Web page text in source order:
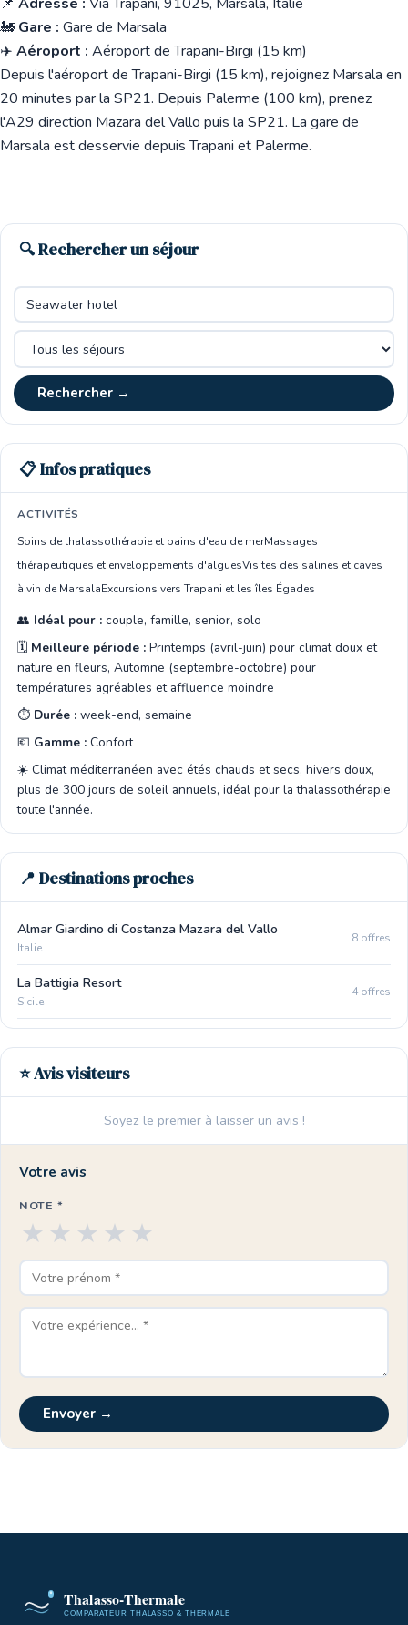
🚂 Gare : Gare de Marsala
✈️ Aéroport : Aéroport de Trapani-Birgi (15 km)
Depuis l'aéroport de Trapani-Birgi (15 km), rejoignez Marsala en
20 minutes par la SP21. Depuis Palerme (100 km), prenez
l'A29 direction Mazara del Vallo puis la SP21. La gare de
Marsala est desservie depuis Trapani et Palerme.
🔍 Rechercher un séjour
Rechercher →
📋 Infos pratiques
ACTIVITÉS
Soins de thalassothérapie et bains d'eau de merMassages
thérapeutiques et enveloppements d'alguesVisites des salines et caves
à vin de MarsalaExcursions vers Trapani et les îles Égades
👥 Idéal pour : couple, famille, senior, solo
🗓️ Meilleure période : Printemps (avril-juin) pour climat doux et
nature en fleurs, Automne (septembre-octobre) pour
températures agréables et affluence moindre
⏱️ Durée : week-end, semaine
💶 Gamme : Confort
☀️ Climat méditerranéen avec étés chauds et secs, hivers doux,
plus de 300 jours de soleil annuels, idéal pour la thalassothérapie
toute l'année.
📍 Destinations proches
Almar Giardino di Costanza Mazara del Vallo
Italie
8 offres
La Battigia Resort
Sicile
4 offres
⭐ Avis visiteurs
Soyez le premier à laisser un avis !
Votre avis
NOTE *
★
★
★
★
★
Envoyer →